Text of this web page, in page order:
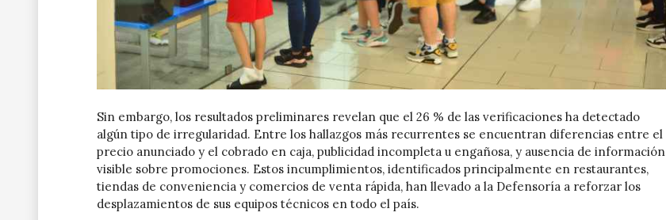
Sin embargo, los resultados preliminares revelan que el 26 % de las verificaciones ha detectado
algún tipo de irregularidad. Entre los hallazgos más recurrentes se encuentran diferencias entre el
precio anunciado y el cobrado en caja, publicidad incompleta u engañosa, y ausencia de información
visible sobre promociones. Estos incumplimientos, identificados principalmente en restaurantes,
tiendas de conveniencia y comercios de venta rápida, han llevado a la Defensoría a reforzar los
desplazamientos de sus equipos técnicos en todo el país.